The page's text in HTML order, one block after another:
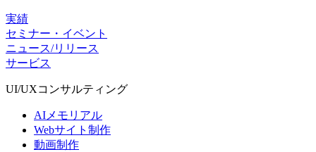
実績
セミナー・イベント
ニュース/リリース
サービス
UI/UXコンサルティング
AIメモリアル
Webサイト制作
動画制作